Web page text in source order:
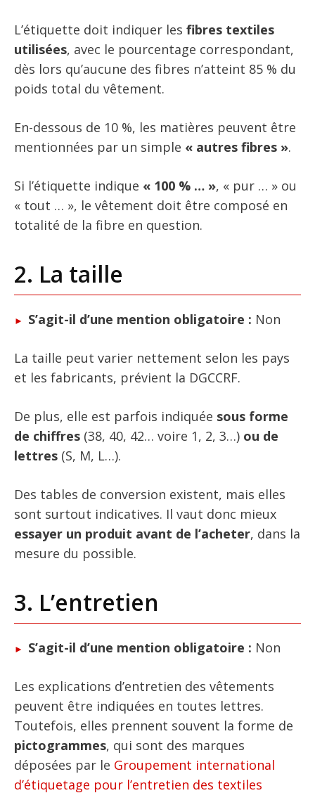
L’étiquette doit indiquer les fibres textiles
utilisées, avec le pourcentage correspondant,
dès lors qu’aucune des fibres n’atteint 85 % du
poids total du vêtement.
En-dessous de 10 %, les matières peuvent être
mentionnées par un simple « autres fibres ».
Si l’étiquette indique « 100 % … », « pur … » ou
« tout … », le vêtement doit être composé en
totalité de la fibre en question.
2. La taille
S’agit-il d’une mention obligatoire : Non
La taille peut varier nettement selon les pays
et les fabricants, prévient la DGCCRF.
De plus, elle est parfois indiquée sous forme
de chiffres (38, 40, 42… voire 1, 2, 3…) ou de
lettres (S, M, L…).
Des tables de conversion existent, mais elles
sont surtout indicatives. Il vaut donc mieux
essayer un produit avant de l’acheter, dans la
mesure du possible.
3. L’entretien
S’agit-il d’une mention obligatoire : Non
Les explications d’entretien des vêtements
peuvent être indiquées en toutes lettres.
Toutefois, elles prennent souvent la forme de
pictogrammes, qui sont des marques
déposées par le Groupement international
d’étiquetage pour l’entretien des textiles